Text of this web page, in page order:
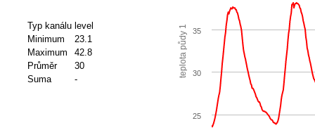
Typ kanálu level
Minimum
23.1
Maximum
42.8
Průměr
30
Suma
-
teplota půdy 1
25
30
35